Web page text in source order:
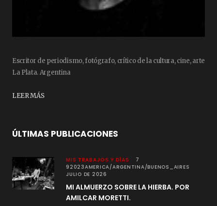
Escritor de periodismo, fotógrafo, crítico de la cultura, cine, arte
La Plata. Argentina
LEER MÁS
ÚLTIMAS PUBLICACIONES
MIS TRABAJOS Y DÍAS
7
92023AMERICA/ARGENTINA/BUENOS_AIRES
JULIO DE 2026
MI ALMUERZO SOBRE LA HIERBA. POR
AMILCAR MORETTI.